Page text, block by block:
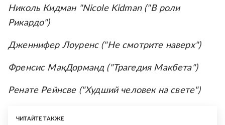
Николь Кидман "Nicole Kidman ("В роли
Рикардо")
Дженнифер Лоуренс ("Не смотрите наверх")
Френсис МакДорманд ("Трагедия Макбета")
Ренате Рейнсве ("Худший человек на свете")
ЧИТАЙТЕ ТАКЖЕ